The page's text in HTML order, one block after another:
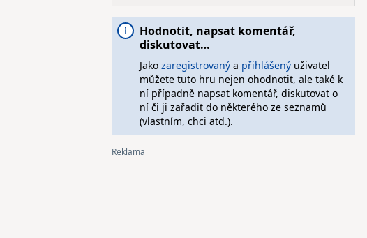
Hodnotit, napsat komentář,
diskutovat…
Jako zaregistrovanýa přihlášenýuživatel
můžete tuto hru nejen ohodnotit, ale také k
ní případně napsat komentář, diskutovat o
ní či ji zařadit do některého ze seznamů
(vlastním, chci atd.).